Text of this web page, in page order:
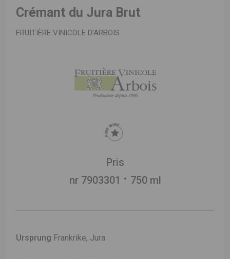
Crémant du Jura Brut
FRUITIÈRE VINICOLE D’ARBOIS
Pris
nr 7903301
750 ml
Ursprung Frankrike, Jura